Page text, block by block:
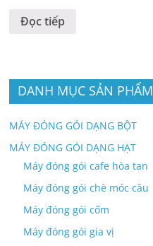
Đọc tiếp
DANH MỤC SẢN PHẨM
MÁY ĐÓNG GÓI DẠNG BỘT
MÁY ĐÓNG GÓI DẠNG HẠT
Máy đóng gói cafe hòa tan
Máy đóng gói chè móc câu
Máy đóng gói cốm
Máy đóng gói gia vị